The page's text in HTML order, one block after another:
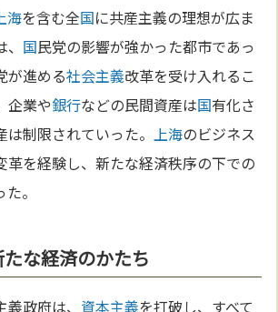
海を含む全国に共産主義の理想が広ま
国民党の影響が強かった都市であっ
が進める社会主義改革を受け入れるこ
企業や銀行などの民間資産は国有化さ
制限されていった。
上海のビジネス
革を経験し、新たな経済秩序の下での
。
な経済のかたち
政府は、 資本主義を打破し、すべて